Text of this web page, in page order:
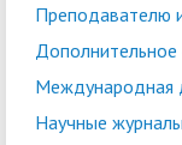
Преподавателю
Дополнительное
Международная
Научные журналы